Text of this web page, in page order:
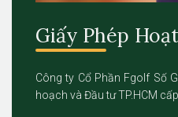
Giấy Phép
Công ty Cổ Phần Fgolf Số
hoạch và Đầu tư TP.HCM